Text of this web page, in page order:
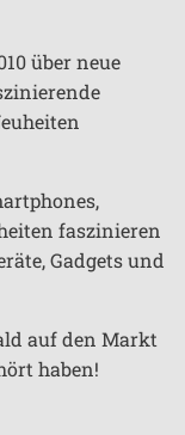
über neue
faszinieren
Gadgets und
auf den Markt
haben!